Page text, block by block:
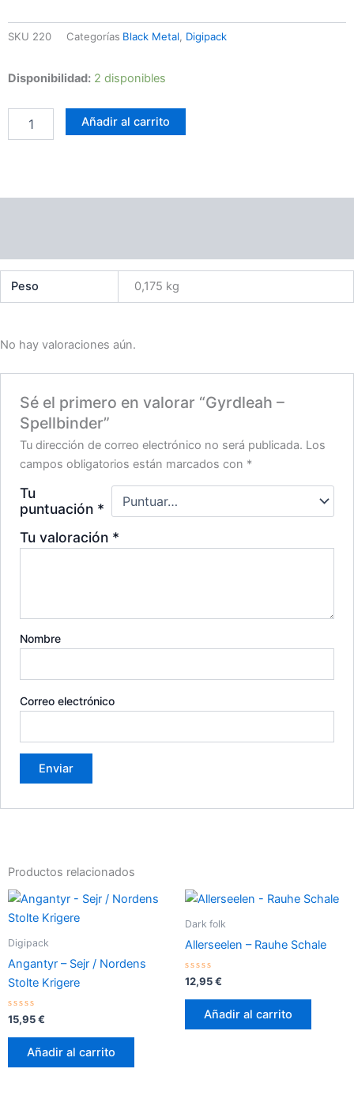
SKU 220 Categorías Black Metal Digipack
Disponibilidad: 2 disponibles
Gyrdleah
Spellbinder
cantidad
Añadir al carrito
Peso 0,175 kg
No hay valoraciones aún.
Sé el primero en valorar “Gyrdleah –
Spellbinder”
Tu dirección de correo electrónico no será publicada. Los
campos obligatorios están marcados con *
Tu
puntuación *
Tu valoración *
Nombre
Correo electrónico
Productos relacionados
Digipack
Angantyr – Sejr / Nordens
Stolte Krigere
Valorado
con
0
15,95€
Añadir al carrito
Dark folk
Allerseelen – Rauhe Schale
Valorado
con
0
12,95€
Añadir al carrito